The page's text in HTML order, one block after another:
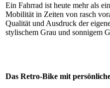
Ein Fahrrad ist heute mehr als
Mobilität in Zeiten von rasch
Qualität und Ausdruck der
stylischem Grau und sonnigem
Das Retro-Bike mit